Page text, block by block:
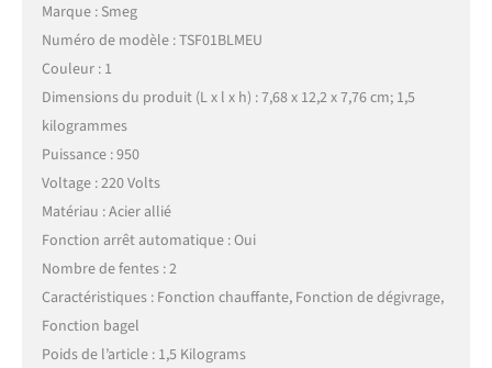
Marque : Smeg
Numéro de modèle : TSF01BLMEU
Couleur : 1
Dimensions du produit (L x l x h) : 7,68 x 12,2 x 7,76 cm; 1,5
kilogrammes
Puissance : 950
Voltage : 220 Volts
Matériau : Acier allié
Fonction arrêt automatique : Oui
Nombre de fentes : 2
Caractéristiques : Fonction chauffante, Fonction de dégivrage,
Fonction bagel
Poids de l’article : 1,5 Kilograms